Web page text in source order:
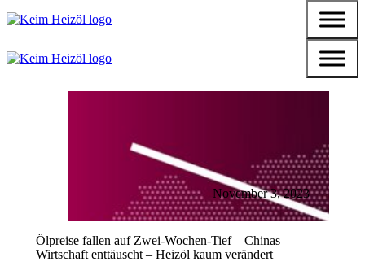
Ölpreise fallen auf Zwei-Wochen-Tief – Chinas
Wirtschaft enttäuscht – Heizöl kaum verändert
November 3, 2023